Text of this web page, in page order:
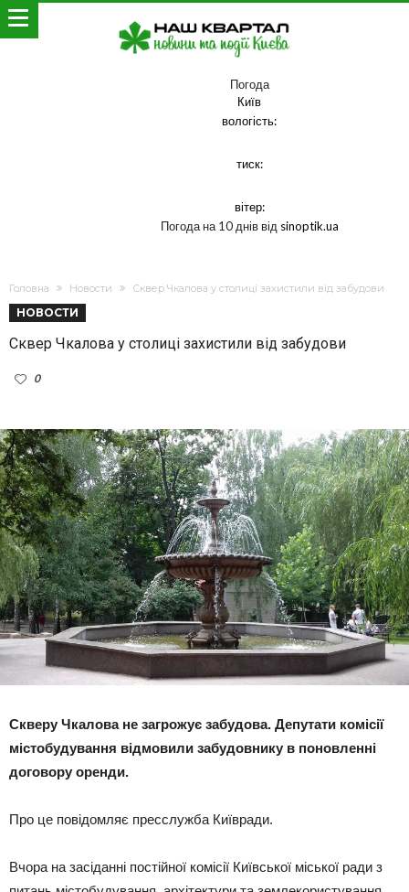
Погода
Київ
вологість:
тиск:
вітер:
Погода на 10 днів від sinoptik.ua
Головна Новости Сквер Чкалова у столиці захистили від забудови
НОВОСТИ
Сквер Чкалова у столиці захистили від забудови
0
Скверу Чкалова не загрожує забудова. Депутати комісії
містобудування відмовили забудовнику в поновленні
договору оренди.
Про це повідомляє пресслужба Київради.
Вчора на засіданні постійної комісії Київської міської ради з